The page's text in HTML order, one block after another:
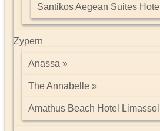
Santikos Aegean Suites Hotel
Zypern
Anassa
The Annabelle
Amathus Beach Hotel Limassol